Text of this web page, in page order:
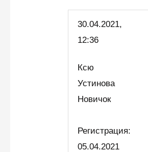
30.04.2021,
12:36
Ксю
Устинова
Новичок
Регистрация:
05.04.2021